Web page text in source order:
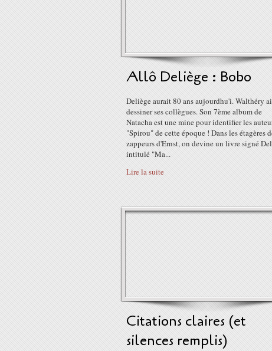
Allô Deliège : Bobo
Deliège aurait 80 ans aujourdhu'i. Walthéry
dessiner ses collègues. Son 7ème album de
Natacha est une mine pour identifier les
"Spirou" de cette époque ! Dans les étagères
zappeurs d'Ernst, on devine un livre signé
intitulé "Ma...
Lire la suite
Citations claires (et
silences remplis)